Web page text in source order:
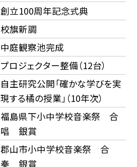
創立100周年記念式典
校旗新調
中庭観察池完成
プロジェクター整備（12台）
自主研究公開「確かな学びを実
現する橘の授業」（10年次）
福島県下小中学校音楽祭 合
唱 銀賞
郡山市小中学校音楽祭 合
奏 銀賞